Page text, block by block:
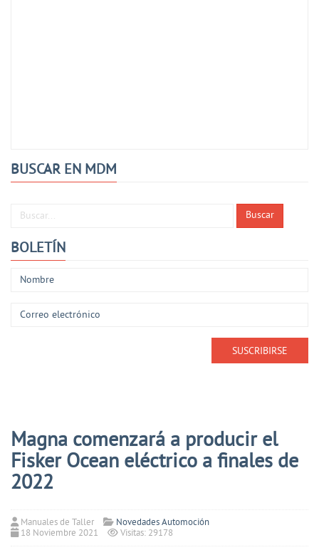
BUSCAR EN MDM
Buscar... Buscar
BOLETÍN
Magna comenzará a producir el
Fisker Ocean eléctrico a finales de
2022
Manuales de Taller
Novedades Automoción
18 Noviembre 2021
Visitas: 29178